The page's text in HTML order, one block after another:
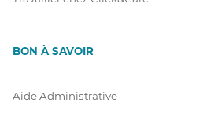
BON À SAVOIR
Aide Administrative